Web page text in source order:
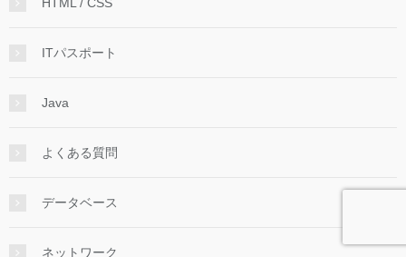
ITパスポート
Java
よくある質問
データベース
ネットワーク